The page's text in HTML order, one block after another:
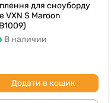
для сноуборду
VXN S Maroon
В наличии
Додати в кошик